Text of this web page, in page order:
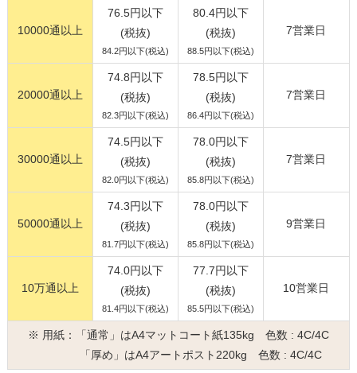
10000通以上
76.5円以下
(税抜)
84.2円以下(税込)
80.4円以下
(税抜)
88.5円以下(税込)
7営業日
20000通以上
74.8円以下
(税抜)
82.3円以下(税込)
78.5円以下
(税抜)
86.4円以下(税込)
7営業日
30000通以上
74.5円以下
(税抜)
82.0円以下(税込)
78.0円以下
(税抜)
85.8円以下(税込)
7営業日
50000通以上
74.3円以下
(税抜)
81.7円以下(税込)
78.0円以下
(税抜)
85.8円以下(税込)
9営業日
10万通以上
74.0円以下
(税抜)
81.4円以下(税込)
77.7円以下
(税抜)
85.5円以下(税込)
10営業日
※ 用紙：「通常」はA4マットコート紙135kg 色数 : 4C/4C
「厚め」はA4アートポスト220kg 色数 : 4C/4C